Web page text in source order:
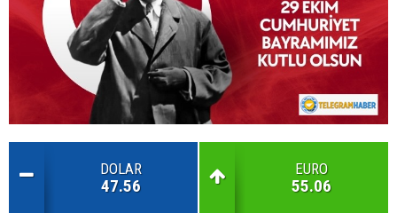
DOLAR
47.56
EURO
55.06